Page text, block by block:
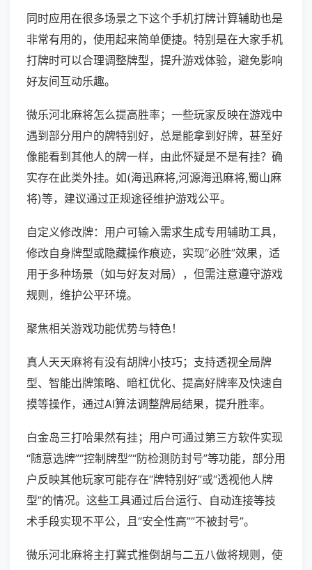
同时应用在很多场景之下这个手机打牌计算辅助也是
非常有用的，使用起来简单便捷。特别是在大家手机
打牌时可以合理调整牌型，提升游戏体验，避免影响
好友间互动乐趣。
微乐河北麻将怎么提高胜率；一些玩家反映在游戏中
遇到部分用户的牌特别好，总是能拿到好牌，甚至好
像能看到其他人的牌一样，由此怀疑是不是有挂？确
实存在此类外挂。如(海迅麻将,河源海迅麻将,蜀山麻
将)等，建议通过正规途径维护游戏公平。
自定义修改牌：用户可输入需求生成专用辅助工具，
修改自身牌型或隐藏操作痕迹，实现“必胜”效果，适
用于多种场景（如与好友对局），但需注意遵守游戏
规则，维护公平环境。
聚焦相关游戏功能优势与特色！
真人天天麻将有没有胡牌小技巧；支持透视全局牌
型、智能出牌策略、暗杠优化、提高好牌率及快速自
摸等操作，通过AI算法调整牌局结果，提升胜率。
白金岛三打哈果然有挂；用户可通过第三方软件实现
“随意选牌”“控制牌型”“防检测防封号”等功能，部分用
户反映其他玩家可能存在“牌特别好”或“透视他人牌
型”的情况。这些工具通过后台运行、自动连接等技
术手段实现不平公，且“安全性高”“不被封号”。
微乐河北麻将主打冀式推倒胡与二五八做将规则，使